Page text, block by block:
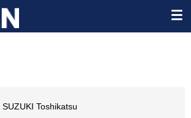
SUZUKI Toshikatsu